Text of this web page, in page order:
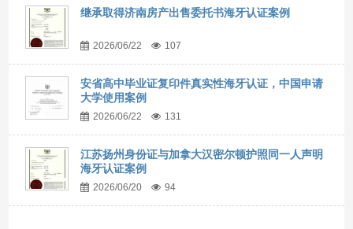
继承取得济南房产出售委托书海牙认证案例
2026/06/22 107
安省高中毕业证复印件真实性海牙认证，中国申请
大学使用案例
2026/06/22 131
江苏扬州身份证与加拿大汉密尔顿护照同一人声明
海牙认证案例
2026/06/20 94